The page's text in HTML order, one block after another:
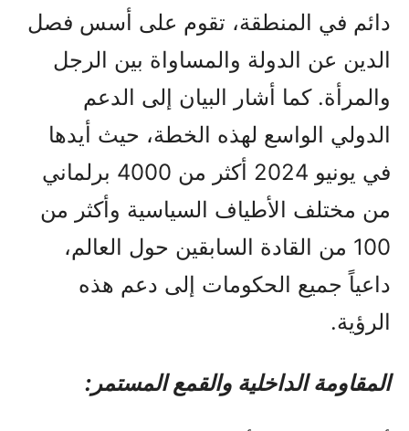
دائم في المنطقة، تقوم على أسس فصل
الدين عن الدولة والمساواة بين الرجل
والمرأة. كما أشار البيان إلى الدعم
الدولي الواسع لهذه الخطة، حيث أيدها
في يونيو 2024 أكثر من 4000 برلماني
من مختلف الأطياف السياسية وأكثر من
100 من القادة السابقين حول العالم،
داعياً جميع الحكومات إلى دعم هذه
الرؤية.
المقاومة الداخلية والقمع المستمر: